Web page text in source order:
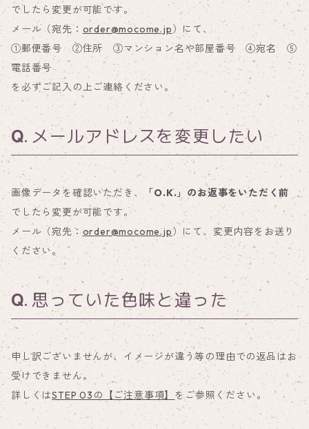
でしたら変更が可能です。
メール（宛先： order@mocome.jp）にて、
①郵便番号 ②住所 ③マンション名や部屋番号 ④宛名 ⑤
電話番号
を必ずご記入の上ご連絡ください。
メールアドレスを変更したい
画像データを確認いただき、
「O.K.」のお返事をいただく前
でしたら変更が可能です。
メール（宛先：order@mocome.jp）にて、変更内容をお送り
ください。
思っていた色味と違った
申し訳ございませんが、イメージが違う等の理由での返品はお
受けできません。
詳しくはSTEP 03の【ご注意事項】 をご参照ください。